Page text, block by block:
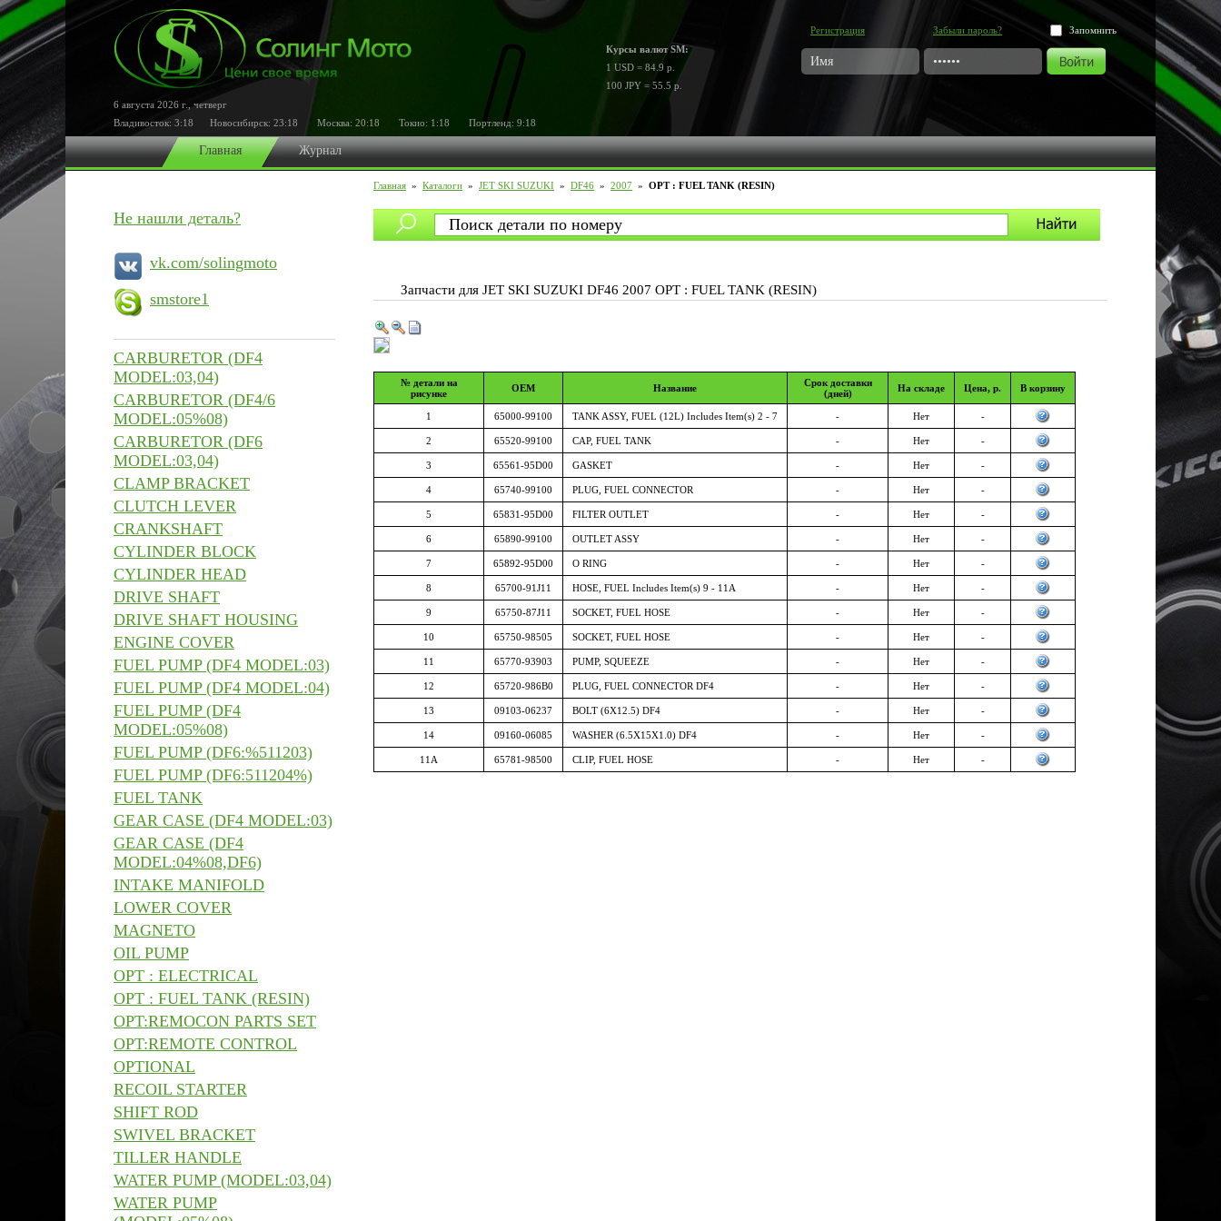
6 августа 2026 г.
четверг
Владивосток: 3:18 Новосибирск: 23:18 Москва: 20:18 Токио: 1:18 Портленд: 9:18
Курсы валют SM:
1 USD = 84.9 р.
100 JPY = 55.5 р.
Регистрация Забыли пароль? Запомнить
Главная Журнал
Главная » Каталоги » JET SKI SUZUKI » DF46 » 2007 » OPT : FUEL TANK (RESIN)
Не нашли деталь?
vk.com/solingmoto
smstore1
CARBURETOR (DF4
MODEL:03,04)
CARBURETOR (DF4/6
MODEL:05%08)
CARBURETOR (DF6
MODEL:03,04)
CLAMP BRACKET
CLUTCH LEVER
CRANKSHAFT
CYLINDER BLOCK
CYLINDER HEAD
DRIVE SHAFT
DRIVE SHAFT HOUSING
ENGINE COVER
FUEL PUMP (DF4 MODEL:03)
FUEL PUMP (DF4 MODEL:04)
FUEL PUMP (DF4
MODEL:05%08)
FUEL PUMP (DF6:%511203)
FUEL PUMP (DF6:511204%)
FUEL TANK
GEAR CASE (DF4 MODEL:03)
GEAR CASE (DF4
MODEL:04%08,DF6)
INTAKE MANIFOLD
LOWER COVER
MAGNETO
OIL PUMP
OPT : ELECTRICAL
OPT : FUEL TANK (RESIN)
OPT:REMOCON PARTS SET
OPT:REMOTE CONTROL
OPTIONAL
RECOIL STARTER
SHIFT ROD
SWIVEL BRACKET
TILLER HANDLE
WATER PUMP (MODEL:03,04)
WATER PUMP
Запчасти для JET SKI SUZUKI DF46 2007 OPT : FUEL TANK (RESIN)
№ детали на
рисунке
OEM Название
Срок доставки
(дней)
На складе Цена, р. В корзину
1 65000-99100 TANK ASSY, FUEL (12L) Includes Item(s) 2 - 7 - Нет -
2 65520-99100 CAP, FUEL TANK - Нет -
3 65561-95D00 GASKET - Нет -
4 65740-99100 PLUG, FUEL CONNECTOR - Нет -
5 65831-95D00 FILTER OUTLET - Нет -
6 65890-99100 OUTLET ASSY - Нет -
7 65892-95D00 O RING - Нет -
8 65700-91J11 HOSE, FUEL Includes Item(s) 9 - 11A - Нет -
9 65750-87J11 SOCKET, FUEL HOSE - Нет -
10 65750-98505 SOCKET, FUEL HOSE - Нет -
11 65770-93903 PUMP, SQUEEZE - Нет -
12 65720-986B0 PLUG, FUEL CONNECTOR DF4 - Нет -
13 09103-06237 BOLT (6X12.5) DF4 - Нет -
14 09160-06085 WASHER (6.5X15X1.0) DF4 - Нет -
11A 65781-98500 CLIP, FUEL HOSE - Нет -